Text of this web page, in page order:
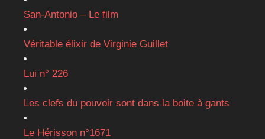
San-Antonio – Le film
Véritable élixir de Virginie Guillet
Lui n° 226
Les clefs du pouvoir sont dans la boite à gants
Le Hérisson n°1671